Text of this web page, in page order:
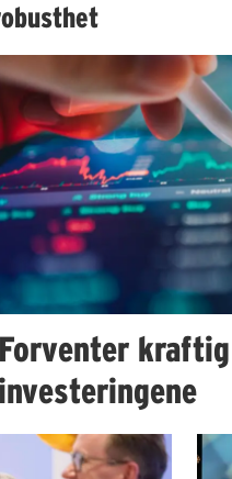
Forventer
investeringene